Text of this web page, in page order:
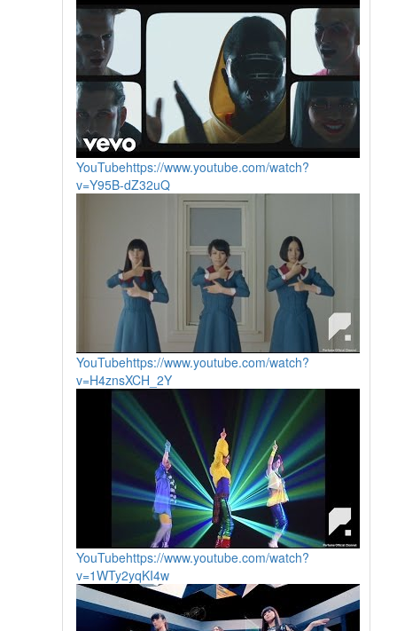
YouTubehttps://www.youtube.com/watch?
v=Y95B-dZ32uQ
YouTubehttps://www.youtube.com/watch?
v=H4znsXCH_2Y
YouTubehttps://www.youtube.com/watch?
v=1WTy2yqKI4w